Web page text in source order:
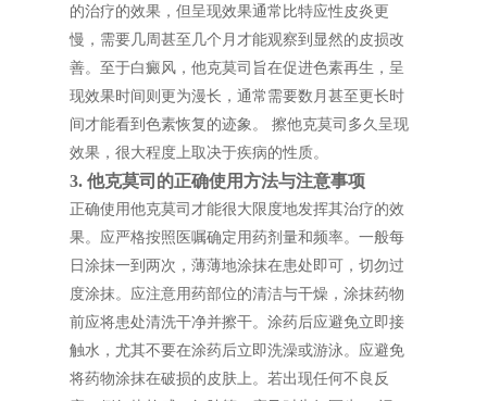
的治疗的效果，但呈现效果通常比特应性皮炎更
慢，需要几周甚至几个月才能观察到显然的皮损改
善。至于白癜风，他克莫司旨在促进色素再生，呈
现效果时间则更为漫长，通常需要数月甚至更长时
间才能看到色素恢复的迹象。 擦他克莫司多久呈现
效果，很大程度上取决于疾病的性质。
3. 他克莫司的正确使用方法与注意事项
正确使用他克莫司才能很大限度地发挥其治疗的效
果。应严格按照医嘱确定用药剂量和频率。一般每
日涂抹一到两次，薄薄地涂抹在患处即可，切勿过
度涂抹。应注意用药部位的清洁与干燥，涂抹药物
前应将患处清洗干净并擦干。涂药后应避免立即接
触水，尤其不要在涂药后立即洗澡或游泳。应避免
将药物涂抹在破损的皮肤上。若出现任何不良反